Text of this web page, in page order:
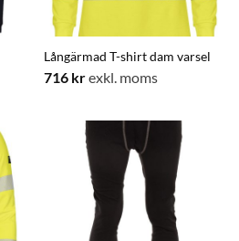
Långärmad T-shirt dam varsel
716 krexkl. moms